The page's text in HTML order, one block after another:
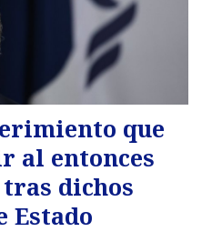
que
al entonces
dichos
Estado